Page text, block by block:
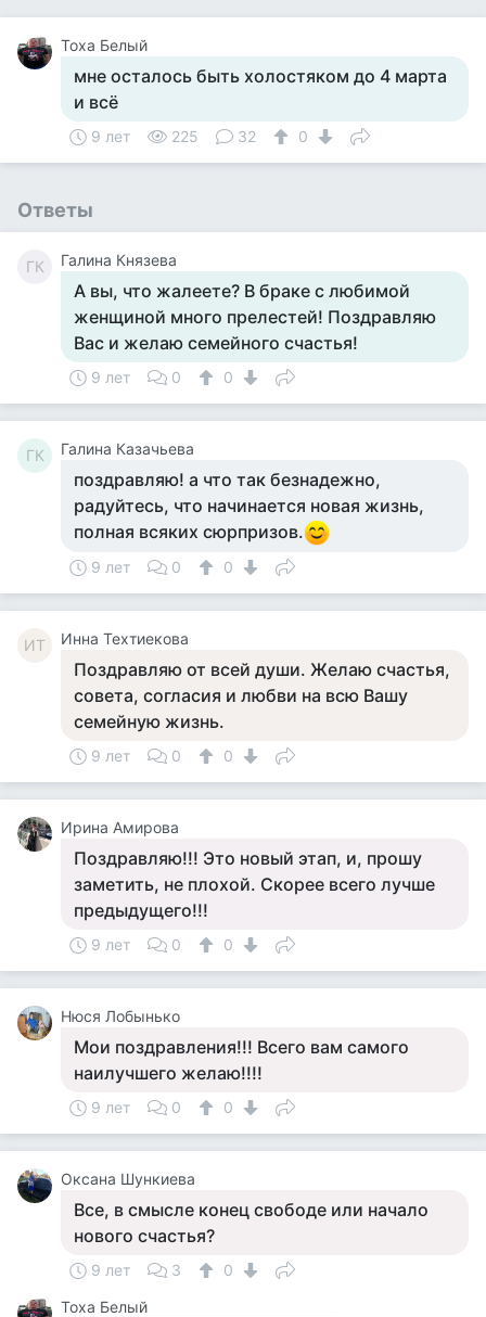
Тоха Белый
мне осталось быть холостяком до 4 марта
и всё
9 лет 225 32 0
Ответы
ГК Галина Князева
А вы, что жалеете? В браке с любимой
женщиной много прелестей! Поздравляю
Вас и желаю семейного счастья!
9 лет 0 0
ГК Галина Казачьева
поздравляю! а что так безнадежно,
радуйтесь, что начинается новая жизнь,
полная всяких сюрпризов.
9 лет 0 0
ИТ Инна Техтиекова
Поздравляю от всей души. Желаю счастья,
совета, согласия и любви на всю Вашу
семейную жизнь.
9 лет 0 0
Ирина Амирова
Поздравляю!!! Это новый этап, и, прошу
заметить, не плохой. Скорее всего лучше
предыдущего!!!
9 лет 0 0
Нюся Лобынько
Мои поздравления!!! Всего вам самого
наилучшего желаю!!!!
9 лет 0 0
Оксана Шункиева
Все, в смысле конец свободе или начало
нового счастья?
9 лет 3
0
Тоха Белый